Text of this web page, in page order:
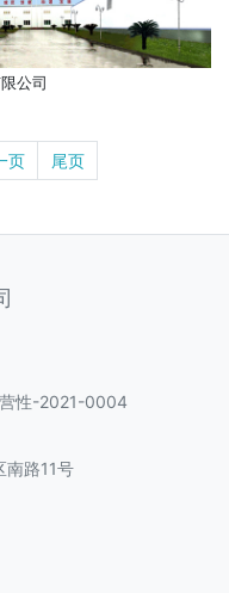
公司
页 尾页
性-2021-0004
南路11号